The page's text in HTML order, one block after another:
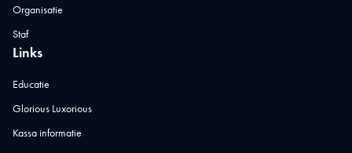
Organisatie
Staf
Links
Educatie
Glorious Luxorious
Kassa informatie